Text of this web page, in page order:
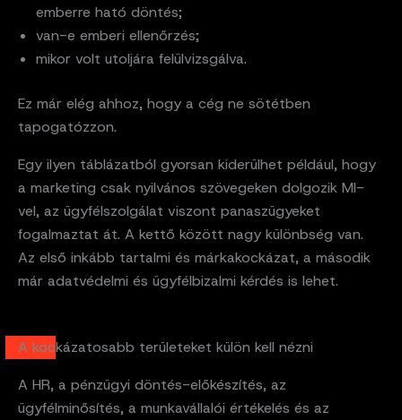
emberre ható döntés;
van-e emberi ellenőrzés;
mikor volt utoljára felülvizsgálva.
Ez már elég ahhoz, hogy a cég ne sötétben
tapogatózzon.
Egy ilyen táblázatból gyorsan kiderülhet például, hogy
a marketing csak nyilvános szövegeken dolgozik MI-
vel, az ügyfélszolgálat viszont panaszügyeket
fogalmaztat át. A kettő között nagy különbség van.
Az első inkább tartalmi és márkakockázat, a második
már adatvédelmi és ügyfélbizalmi kérdés is lehet.
A kockázatosabb területeket külön kell nézni
A HR, a pénzügyi döntés-előkészítés, az
ügyfélminősítés, a munkavállalói értékelés és az